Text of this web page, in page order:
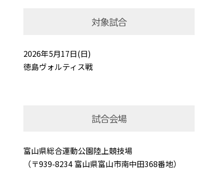
対象試合
2026年5月17日(日)
徳島ヴォルティス戦
試合会場
富山県総合運動公園陸上競技場
（〒939-8234 富山県富山市南中田368番地）